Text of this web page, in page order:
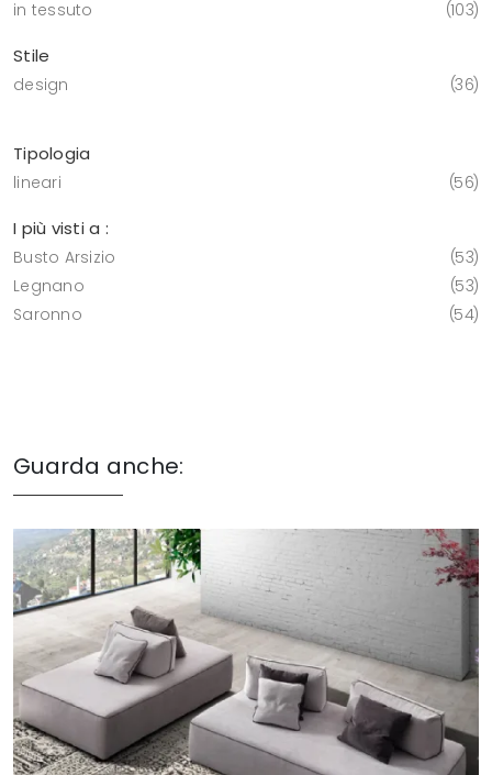
in tessuto 103
Stile
design 36
Tipologia
lineari 56
I più visti a :
Busto Arsizio
53
Legnano
53
Saronno
54
Guarda anche: